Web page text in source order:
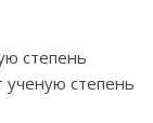
степень
степень